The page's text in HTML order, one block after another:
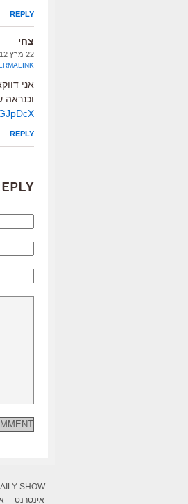
REPLY
צחי
22 מרץ 2012 at 10:09
אני
וכנראה
REPLY
SHOW
אינטרנט